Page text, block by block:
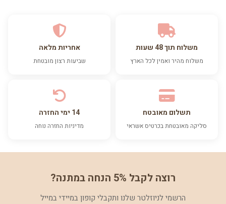
משלוח תוך 48 שעות
משלוח מהיר ואמין לכל הארץ
אחריות מלאה
שביעות רצון מובטחת
תשלום מאובטח
סליקה מאובטחת בכרטיס אשראי
14 ימי החזרה
מדיניות החזרה נוחה
רוצה לקבל 5% הנחה במתנה?
הרשמי לניוזלטר שלנו ותקבלי קופון במיידי במייל